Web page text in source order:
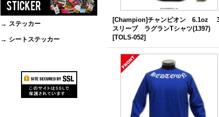
→ ステッカー
→ シートステッカー
[Champion]チャンピオン 6.1oz
スリーブ ラグランTシャツ(1397)
[TOLS-052]